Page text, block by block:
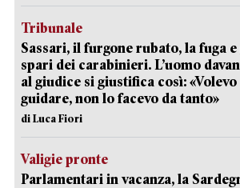
Tribunale
Sassari, il furgone rubato, la fuga e
spari dei carabinieri. L’uomo
al giudice si giustifica così: «Volevo
guidare, non lo facevo da tanto»
di Luca Fiori
Valigie pronte
Parlamentari in vacanza, la